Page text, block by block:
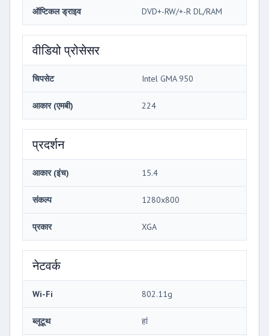
ऑप्टिकल ड्राइव DVD+-RW/+-R DL/RAM
वीडियो प्रोसेसर
चिपसेट Intel GMA 950
आकार (एमबी) 224
प्रदर्शन
आकार (इंच) 15.4
संकल्प 1280x800
प्रकार XGA
नेटवर्क
Wi-Fi 802.11g
ब्लूटूथ हां